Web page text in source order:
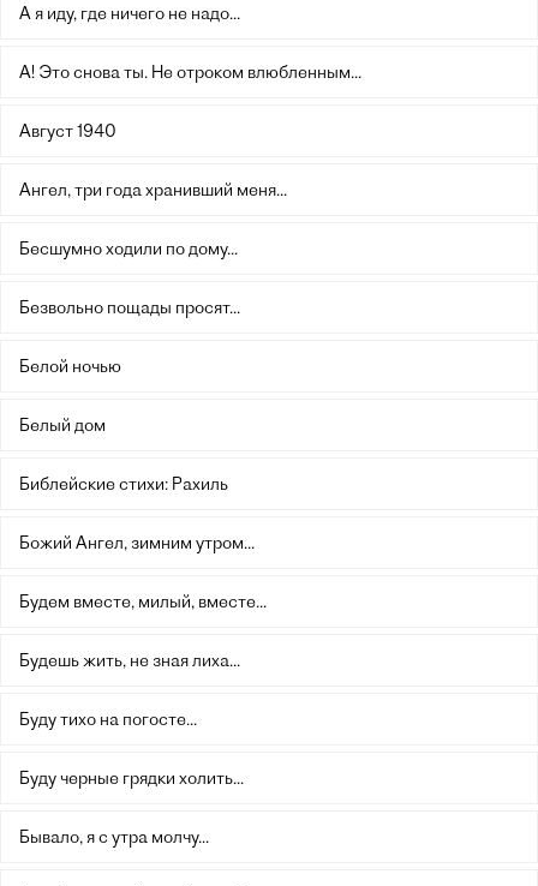
А я иду, где ничего не надо...
А! Это снова ты. Не отроком влюбленным...
Август 1940
Ангел, три года хранивший меня...
Беcшумно ходили по дому...
Безвольно пощады просят...
Белой ночью
Белый дом
Библейские стихи: Рахиль
Божий Ангел, зимним утром...
Будем вместе, милый, вместе...
Будешь жить, не зная лиха...
Буду тихо на погосте...
Буду черные грядки холить...
Бывало, я с утра молчу...